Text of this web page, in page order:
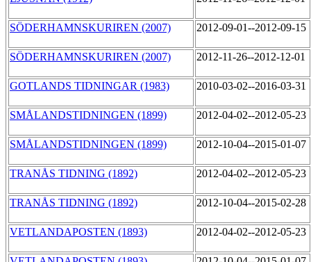
SÖDERHAMNSKURIREN (2007) 2012-09-01--2012-09-15
SÖDERHAMNSKURIREN (2007) 2012-11-26--2012-12-01
GOTLANDS TIDNINGAR (1983) 2010-03-02--2016-03-31
SMÅLANDSTIDNINGEN (1899) 2012-04-02--2012-05-23
SMÅLANDSTIDNINGEN (1899) 2012-10-04--2015-01-07
TRANÅS TIDNING (1892) 2012-04-02--2012-05-23
TRANÅS TIDNING (1892) 2012-10-04--2015-02-28
VETLANDAPOSTEN (1893) 2012-04-02--2012-05-23